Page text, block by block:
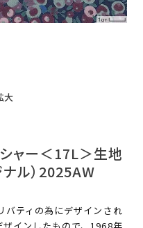
大
シャー＜17L＞生地
ナル）2025AW
バティの為にデザインされ